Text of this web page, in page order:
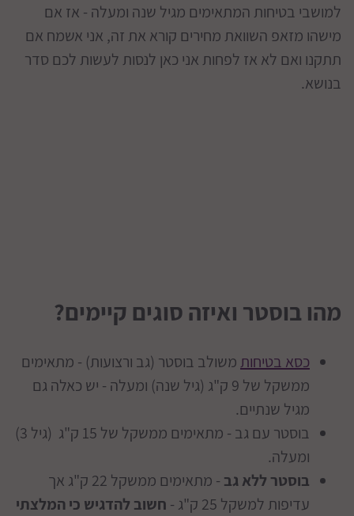
למושבי בטיחות המתאימים מגיל שנה ומעלה - אז אם
מישהו מזאפ השוואת מחירים קורא את זה, אני אשמח אם
תתקנו ואם לא אז לפחות אני כאן לנסות לעשות לכם סדר
בנושא.
מהו בוסטר ואיזה סוגים קיימים?
כסא בטיחותמשולב בוסטר (גב ורצועות) - מתאימים
ממשקל של 9 ק"ג (גיל שנה) ומעלה - יש כאלה גם
מגיל שנתיים.
בוסטר עם גב - מתאימים ממשקל של 15 ק"ג (גיל 3)
ומעלה.
בוסטר ללא גב
- מתאימים ממשקל 22 ק"ג אך
עדיפות למשקל 25 ק"ג -
חשוב להדגיש כי המלצתי